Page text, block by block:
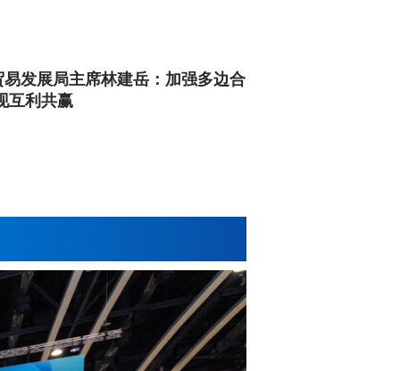
发展局主席林建岳：加强多边合
互利共赢